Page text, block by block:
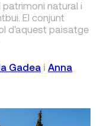
patrimoni natural i
El conjunt
d'aquest paisatge
Gadea i Anna